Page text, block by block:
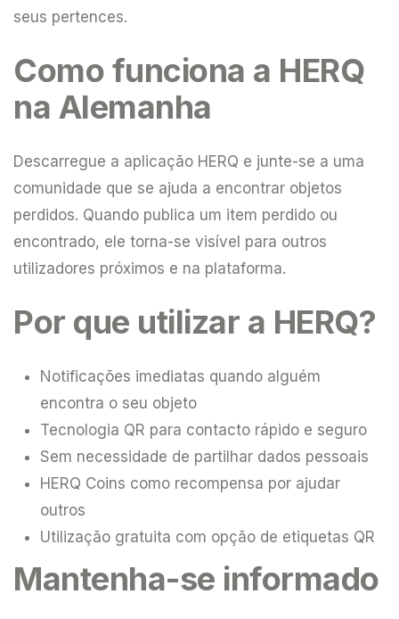
seus pertences.
Como funciona a HERQ
na Alemanha
Descarregue a aplicação HERQ e junte-se a uma
comunidade que se ajuda a encontrar objetos
perdidos. Quando publica um item perdido ou
encontrado, ele torna-se visível para outros
utilizadores próximos e na plataforma.
Por que utilizar a HERQ?
Notificações imediatas quando alguém
encontra o seu objeto
Tecnologia QR para contacto rápido e seguro
Sem necessidade de partilhar dados pessoais
HERQ Coins como recompensa por ajudar
outros
Utilização gratuita com opção de etiquetas QR
Mantenha-se informado